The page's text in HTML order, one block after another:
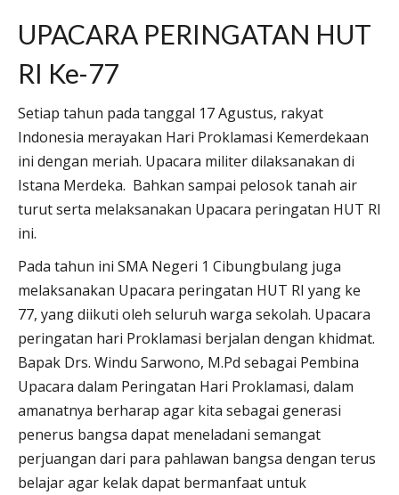
UPACARA PERINGATAN HUT
RI Ke-77
Setiap tahun pada tanggal 17 Agustus, rakyat
Indonesia merayakan Hari Proklamasi Kemerdekaan
ini dengan meriah. Upacara militer dilaksanakan di
Istana Merdeka. Bahkan sampai pelosok tanah air
turut serta melaksanakan Upacara peringatan HUT RI
ini.
Pada tahun ini SMA Negeri 1 Cibungbulang juga
melaksanakan Upacara peringatan HUT RI yang ke
77, yang diikuti oleh seluruh warga sekolah. Upacara
peringatan hari Proklamasi berjalan dengan khidmat.
Bapak Drs. Windu Sarwono, M.Pd sebagai Pembina
Upacara dalam Peringatan Hari Proklamasi, dalam
amanatnya berharap agar kita sebagai generasi
penerus bangsa dapat meneladani semangat
perjuangan dari para pahlawan bangsa dengan terus
belajar agar kelak dapat bermanfaat untuk